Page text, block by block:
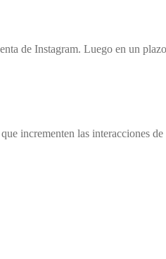
de Instagram. Luego en un
incrementen las interacciones